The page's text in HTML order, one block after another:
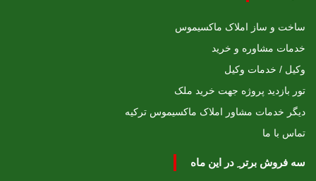
ساخت و ساز املاک ماکسیموس
خدمات مشاوره و خرید
وکیل / خدمات وکیل
تور بازدید پروژه جهت خرید ملک
دیگر خدمات مشاور املاک ماکسیموس ترکیه
تماس با ما
سه فروش برتر ِ در این ماه